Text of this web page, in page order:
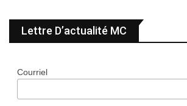
Lettre D’actualité MC
Courriel